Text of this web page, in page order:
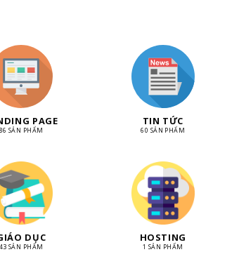
PAGE
86 SẢN PHẨM
TIN TỨC
60 SẢN PHẨM
DỤC
43 SẢN PHẨM
HOSTING
1 SẢN PHẨM